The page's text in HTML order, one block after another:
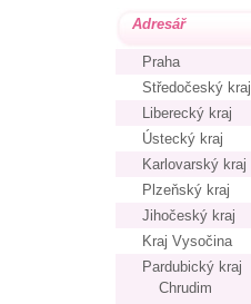
Adresář
Praha
Středočeský kraj
Liberecký kraj
Ústecký kraj
Karlovarský kraj
Plzeňský kraj
Jihočeský kraj
Kraj Vysočina
Pardubický kraj
Chrudim